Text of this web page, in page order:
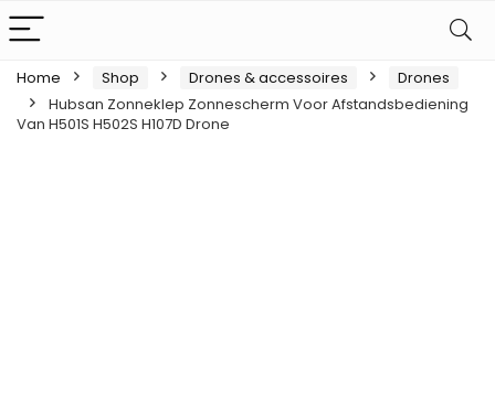
Home Shop Drones & accessoires
Drones
Hubsan Zonneklep Zonnescherm Voor Afstandsbediening
Van H501S H502S H107D Drone